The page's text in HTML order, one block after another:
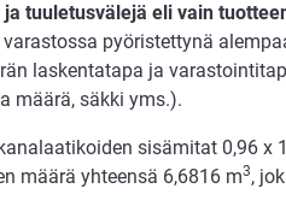
tuuletusvälejä eli vain
pyöristettynä
laskentatapa ja
määrä, säkki yms.).
sisämitat 0,96 x
määrä yhteensä 6,6816 m3,